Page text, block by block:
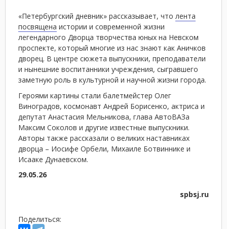
«Петербургский дневник» рассказывает, что лента
посвящена истории и современной жизни
легендарного Дворца творчества юных на Невском
проспекте, который многие из нас знают как Аничков
дворец. В центре сюжета выпускники, преподаватели
и нынешние воспитанники учреждения, сыгравшего
заметную роль в культурной и научной жизни города.
Героями картины стали балетмейстер Олег
Виноградов, космонавт Андрей Борисенко, актриса и
депутат Анастасия Мельникова, глава АвтоВАЗа
Максим Соколов и другие известные выпускники.
Авторы также рассказали о великих наставниках
дворца – Иосифе Орбели, Михаиле Ботвиннике и
Исааке Дунаевском.
29.05.26
spbsj.ru
Поделиться: